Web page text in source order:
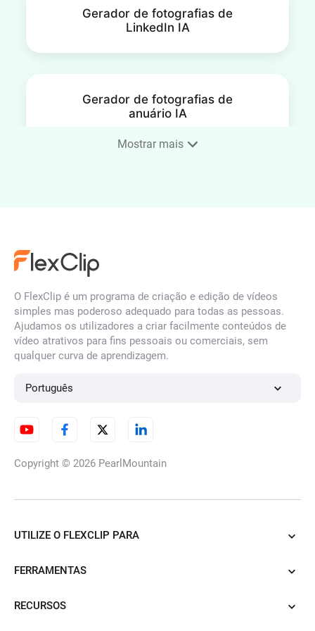
Gerador de fotografias de
LinkedIn IA
Gerador de fotografias de
anuário IA
Gerador de fotografias de
Gerador de fotografias de
com IA
Gerador de Fotos de Perfil
Bumble
Mostrar mais
O FlexClip é um programa de criação e edição de vídeos
simples mas poderoso adequado para todas as pessoas.
Ajudamos os utilizadores a criar facilmente conteúdos de
vídeo atrativos para fins pessoais ou comerciais, sem
qualquer curva de aprendizagem.
Português
Copyright © 2026 PearlMountain
UTILIZE O FLEXCLIP PARA
FERRAMENTAS
RECURSOS